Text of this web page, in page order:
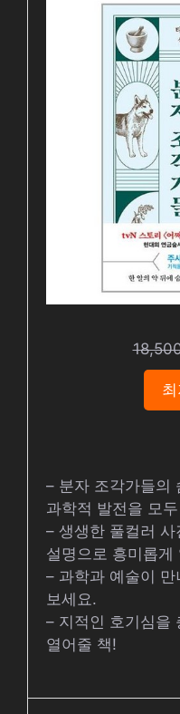
– 분자 조각가들의
과학적 발전을 모
– 생생한 풀컬러
설명으로 흥미롭게
– 과학과 예술이
보세요.
– 지적인 호기심을
열어줄 책!